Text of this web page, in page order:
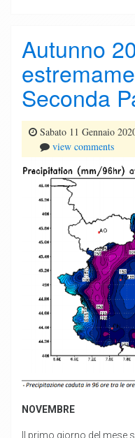
Autunno
Seconda
Sabato 11 Gennaio
view comments
NOVEMBRE
Il primo giorno del mese